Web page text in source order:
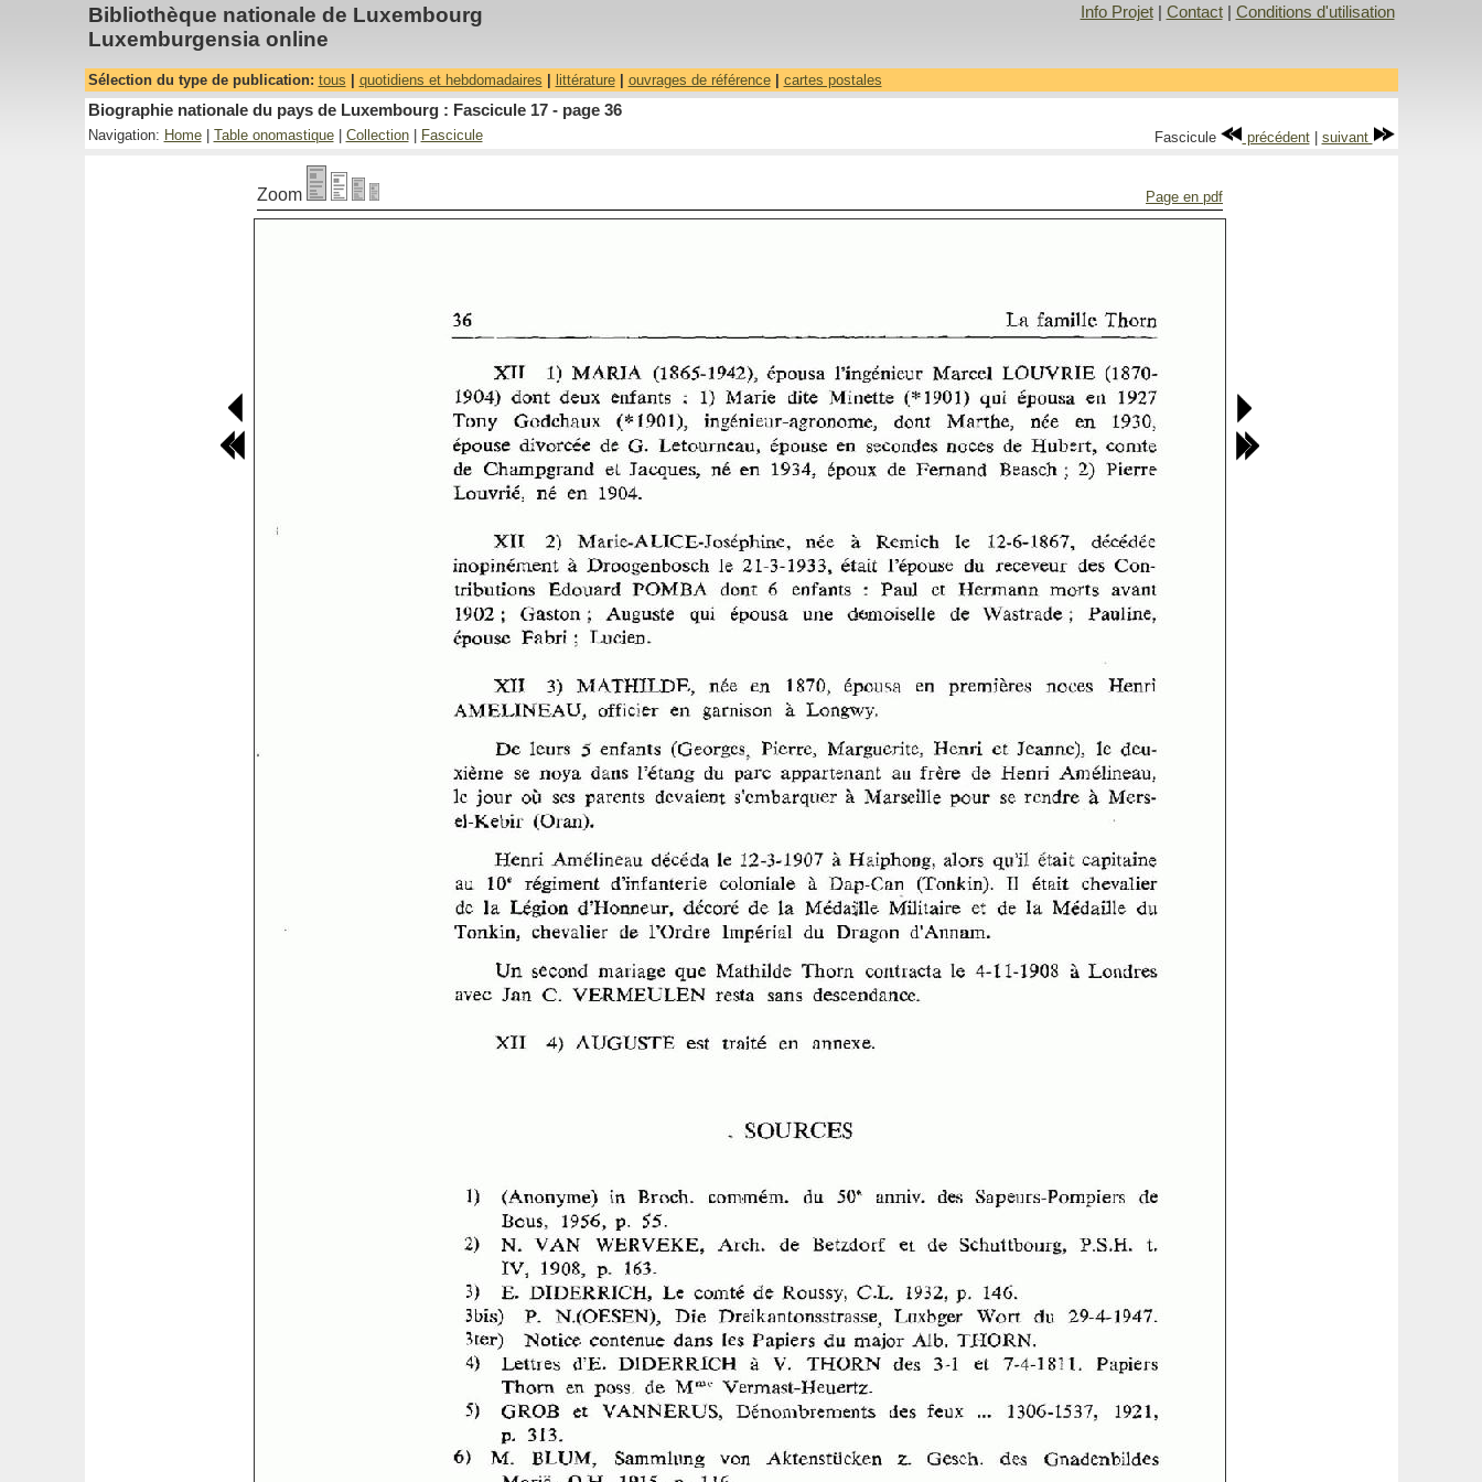
Bibliothèque nationale de Luxembourg
Luxemburgensia online
Info Projet| Contact| Conditions d'utilisation
Sélection du type de publication: tous quotidiens et hebdomadaires littérature| ouvrages de référence| cartes postales
Biographie nationale du pays de Luxembourg : Fascicule 17 - page 36
Navigation: Home| Table onomastique| Collection| Fascicule Fascicule précédent| suivant
Zoom Page en pdf